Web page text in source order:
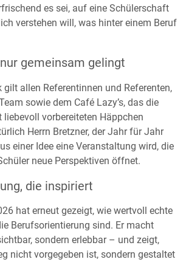
es sei, auf eine Schülerschaft
verstehen will, was hinter einem Beruf
gemeinsam gelingt
gilt allen Referentinnen und Referenten,
sowie dem Café Lazy’s, das die
liebevoll vorbereiteten Häppchen
Herrn Bretzner, der Jahr für Jahr
einer Idee eine Veranstaltung wird, die
neue Perspektiven öffnet.
die inspiriert
hat erneut gezeigt, wie wertvoll echte
Berufsorientierung sind. Er macht
sondern erlebbar – und zeigt,
nicht vorgegeben ist, sondern gestaltet